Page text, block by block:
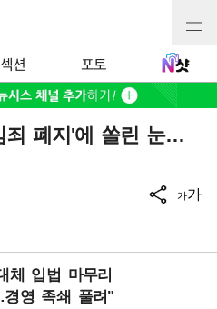
섹션 포토
폐지'에 쏠린 눈…
가가
체 입법 마무리
영 족쇄 풀려"